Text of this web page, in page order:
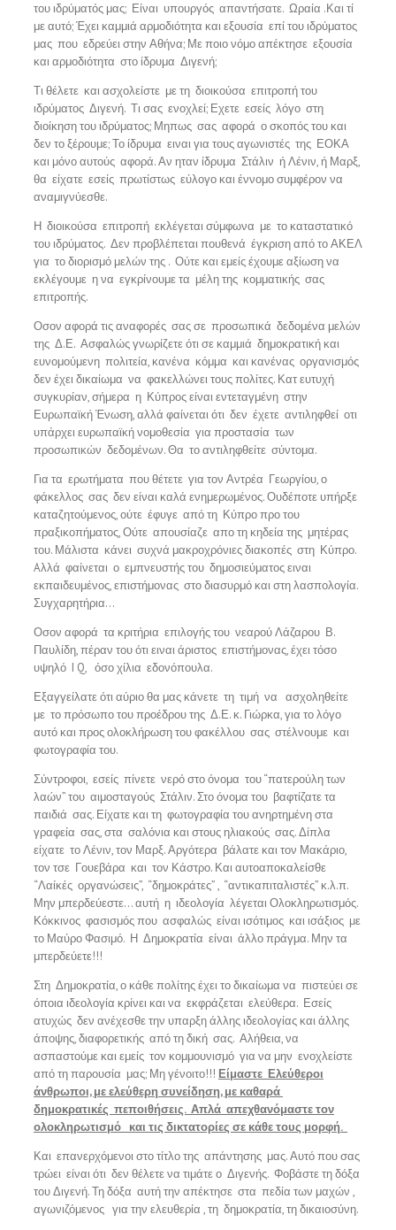
του ιδρύματός μας; Είναι υπουργός απαντήσατε. Ωραία .Και τί
με αυτό; Έχει καμμιά αρμοδιότητα και εξουσία επί του ιδρύματος
μας που εδρεύει στην Αθήνα; Με ποιο νόμο απέκτησε εξουσία
και αρμοδιότητα στο ίδρυμα Διγενή;
Τι θέλετε και ασχολείστε με τη διοικούσα επιτροπή του
ιδρύματος Διγενή. Τι σας ενοχλεί; Εχετε εσείς λόγο στη
διοίκηση του ιδρύματος; Μηπως σας αφορά ο σκοπός του και
δεν το ξέρουμε; Το ίδρυμα ειναι για τους αγωνιστές της ΕΟΚΑ
και μόνο αυτούς αφορά. Αν ηταν ίδρυμα Στάλιν ή Λένιν, ή Μαρξ,
θα είχατε εσείς πρωτίστως εύλογο και έννομο συμφέρον να
αναμιγνύεσθε.
Η διοικούσα επιτροπή εκλέγεται σύμφωνα με το καταστατικό
του ιδρύματος. Δεν προβλέπεται πουθενά έγκριση από το ΑΚΕΛ
για το διορισμό μελών της . Ούτε και εμείς έχουμε αξίωση να
εκλέγουμε η να εγκρίνουμε τα μέλη της κομματικής σας
επιτροπής.
Οσον αφορά τις αναφορές σας σε προσωπικά δεδομένα μελών
της Δ.Ε. Ασφαλώς γνωρίζετε ότι σε καμμιά δημοκρατική και
ευνομούμενη πολιτεία, κανένα κόμμα και κανένας οργανισμός
δεν έχει δικαίωμα να φακελλώνει τους πολίτες. Κατ ευτυχή
συγκυρίαν, σήμερα η Κύπρος είναι εντεταγμένη στην
Ευρωπαϊκή Ένωση, αλλά φαίνεται ότι δεν έχετε αντιληφθεί οτι
υπάρχει ευρωπαϊκή νομοθεσία για προστασία των
προσωπικών δεδομένων. Θα το αντιληφθείτε σύντομα.
Για τα ερωτήματα που θέτετε για τον Αντρέα Γεωργίου, ο
φάκελλος σας δεν είναι καλά ενημερωμένος. Ουδέποτε υπήρξε
καταζητούμενος, ούτε έφυγε από τη Κύπρο προ του
πραξικοπήματος, Ούτε απουσίαζε απο τη κηδεία της μητέρας
του. Μάλιστα κάνει συχνά μακροχρόνιες διακοπές στη Κύπρο.
Aλλά φαίνεται ο εμπνευστής του δημοσιεύματος ειναι
εκπαιδευμένος, επιστήμονας στο διασυρμό και στη λασπολογία.
Συγχαρητήρια…
Οσον αφορά τα κριτήρια επιλογής του νεαρού Λάζαρου Β.
Παυλίδη, πέραν του ότι ειναι άριστος επιστήμονας, έχει τόσο
υψηλό I Q, όσο χίλια εδονόπουλα.
Εξαγγείλατε ότι αύριο θα μας κάνετε τη τιμή να ασχοληθείτε
με το πρόσωπο του προέδρου της Δ.Ε. κ. Γιώρκα, για το λόγο
αυτό και προς ολοκλήρωση του φακέλλου σας στέλνουμε και
φωτογραφία του.
Σύντροφοι, εσείς πίνετε νερό στο όνομα του “πατερούλη των
λαών” του αιμοσταγούς Στάλιν. Στο όνομα του βαφτίζατε τα
παιδιά σας. Είχατε και τη φωτογραφία του ανηρτημένη στα
γραφεία σας, στα σαλόνια και στους ηλιακούς σας. Δίπλα
είχατε το Λένιν, τον Μαρξ. Αργότερα βάλατε και τον Μακάριο,
τον τσε Γουεβάρα και τον Κάστρο. Και αυτοαποκαλείσθε
“Λαίκές οργανώσεις”, “δημοκράτες” , “αντικαπιταλιστές” κ.λ.π.
Μην μπερδεύεστε… αυτή η ιδεολογία λέγεται Ολοκληρωτισμός.
Κόκκινος φασισμός που ασφαλώς είναι ισότιμος και ισάξιος με
το Μαύρο Φασιμό. Η Δημοκρατία είναι άλλο πράγμα. Μην τα
μπερδεύετε!!!
Στη Δημοκρατία, ο κάθε πολίτης έχει το δικαίωμα να πιστεύει σε
όποια ιδεολογία κρίνει και να εκφράζεται ελεύθερα. Εσείς
ατυχώς δεν ανέχεσθε την υπαρξη άλλης ιδεολογίας και άλλης
άποψης, διαφορετικής από τη δική σας. Αλήθεια, να
ασπαστούμε και εμείς τον κομμουνισμό για να μην ενοχλείστε
από τη παρουσία μας; Μη γένοιτο!!! Είμαστε Ελεύθεροι
άνθρωποι, με ελεύθερη συνείδηση, με καθαρά
δημοκρατικές πεποιθήσεις. Απλά απεχθανόμαστε τον
ολοκληρωτισμό και τις δικτατορίες σε κάθε τους μορφή.
Και επανερχόμενοι στο τίτλο της απάντησης μας. Αυτό που σας
τρώει είναι ότι δεν θέλετε να τιμάτε ο Διγενής. Φοβάστε τη δόξα
του Διγενή. Τη δόξα αυτή την απέκτησε στα πεδία των μαχών ,
αγωνιζόμενος για την ελευθερία , τη δημοκρατία, τη δικαιοσύνη.